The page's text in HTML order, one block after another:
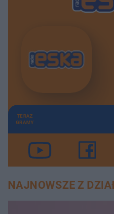
TERAZ
GRAMY
NAJNOWSZE Z